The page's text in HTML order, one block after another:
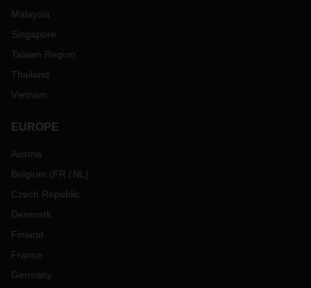
Malaysia
Singapore
Taiwan Region
Thailand
Vietnam
EUROPE
Austria
Belgium (FR NL )
Czech Republic
Denmark
Finland
France
Germany